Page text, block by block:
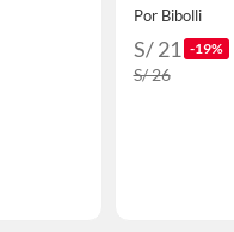
Por Bibolli
S/ 21 -19%
S/ 26